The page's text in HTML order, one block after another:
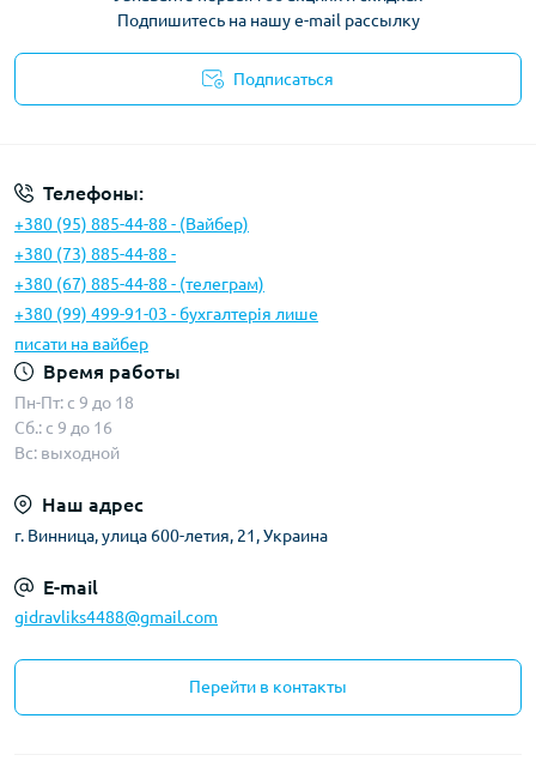
Подпишитесь на нашу e-mail рассылку
Подписаться
Телефоны:
+380 (95) 885-44-88 - (Вайбер)
+380 (73) 885-44-88 -
+380 (67) 885-44-88 - (телеграм)
+380 (99) 499-91-03 - бухгалтерія лише
писати на вайбер
Время работы
Пн-Пт: с 9 до 18
Сб.: с 9 до 16
Вс: выходной
Наш адрес
г. Винница, улица 600-летия, 21, Украина
E-mail
gidravliks4488@gmail.com
Перейти в контакты